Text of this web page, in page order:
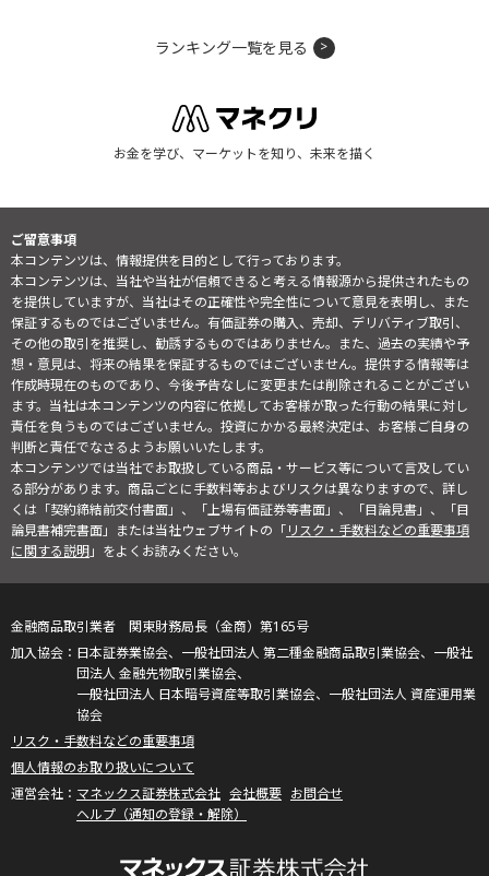
ランキング一覧を見る
お金を学び、マーケットを知り、未来を描く
ご留意事項
本コンテンツは、情報提供を目的として行っております。
本コンテンツは、当社や当社が信頼できると考える情報源から提供されたもの
を提供していますが、当社はその正確性や完全性について意見を表明し、また
保証するものではございません。有価証券の購入、売却、デリバティブ取引、
その他の取引を推奨し、勧誘するものではありません。また、過去の実績や予
想・意見は、将来の結果を保証するものではございません。提供する情報等は
作成時現在のものであり、今後予告なしに変更または削除されることがござい
ます。当社は本コンテンツの内容に依拠してお客様が取った行動の結果に対し
責任を負うものではございません。投資にかかる最終決定は、お客様ご自身の
判断と責任でなさるようお願いいたします。
本コンテンツでは当社でお取扱している商品・サービス等について言及してい
る部分があります。商品ごとに手数料等およびリスクは異なりますので、詳し
くは「契約締結前交付書面」、「上場有価証券等書面」、「目論見書」、「目
論見書補完書面」または当社ウェブサイトの「リスク・手数料などの重要事項
に関する説明」をよくお読みください。
金融商品取引業者 関東財務局長（金商）第165号
日本証券業協会、一般社団法人 第二種金融商品取引業協会、一般社
団法人 金融先物取引業協会、
一般社団法人 日本暗号資産等取引業協会、一般社団法人 資産運用業
協会
リスク・手数料などの重要事項
個人情報のお取り扱いについて
マネックス証券株式会社 会社概要 お問合せ
ヘルプ（通知の登録・解除）